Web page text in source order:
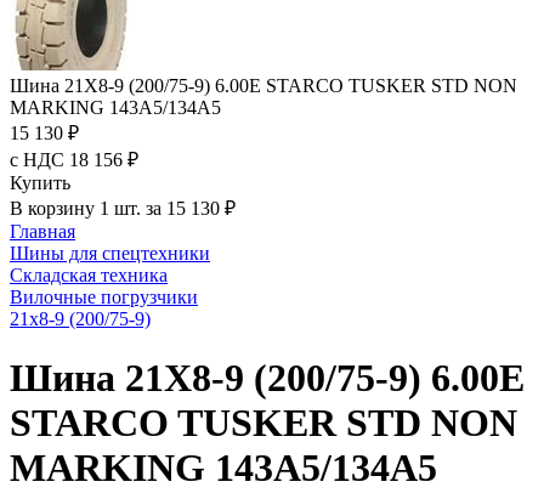
Шина 21X8-9 (200/75-9) 6.00E STARCO TUSKER STD NON
MARKING 143A5/134A5
15 130 ₽
с НДС 18 156 ₽
Купить
В корзину 1 шт. за 15 130 ₽
Главная
Шины для спецтехники
Складская техника
Вилочные погрузчики
21x8-9 (200/75-9)
Шина 21X8-9 (200/75-9) 6.00E
STARCO TUSKER STD NON
MARKING 143A5/134A5